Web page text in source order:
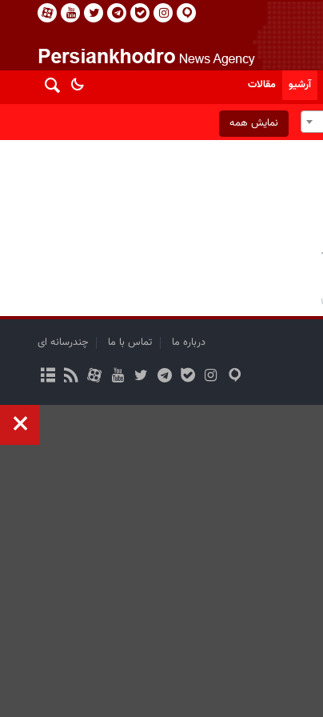
آرشیو مقالات
نمایش همه
درباره ما تماس با ما چندرسانه ای